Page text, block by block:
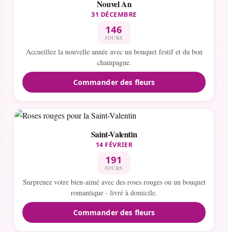
Nouvel An
31 DÉCEMBRE
146
JOURS
Accueillez la nouvelle année avec un bouquet festif et du bon
champagne.
Commander des fleurs
Saint-Valentin
14 FÉVRIER
191
JOURS
Surprenez votre bien-aimé avec des roses rouges ou un bouquet
romantique - livré à domicile.
Commander des fleurs